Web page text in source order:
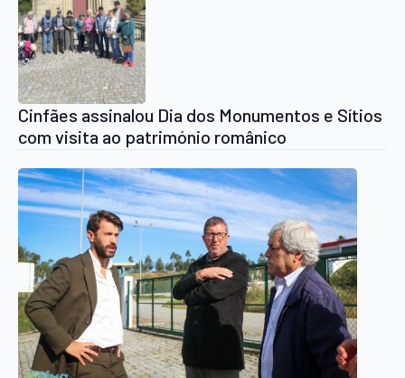
Cinfães assinalou Dia dos Monumentos e Sítios
com visita ao património românico